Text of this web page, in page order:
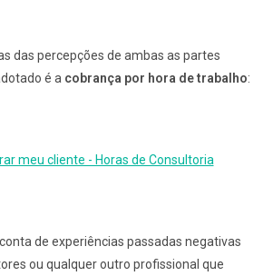
das percepções de ambas as partes
é a cobrança por hora de trabalho:
de experiências passadas negativas
ou qualquer outro profissional que